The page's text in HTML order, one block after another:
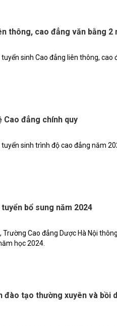
thông, cao đẳng văn bằng 2
sinh Cao đẳng liên thông, cao
Cao đẳng chính quy
sinh trình độ cao đẳng năm
bổ sung năm 2024
Cao đẳng Dược Hà Nội
học 2024.
tạo thường xuyên và bồi